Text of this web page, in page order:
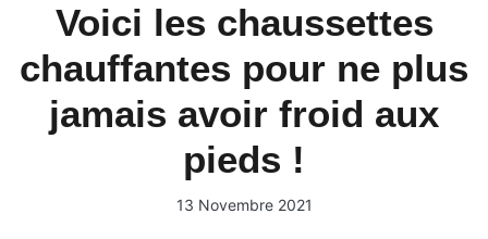
Voici les chaussettes
chauffantes pour ne plus
jamais avoir froid aux
pieds !
13 Novembre 2021